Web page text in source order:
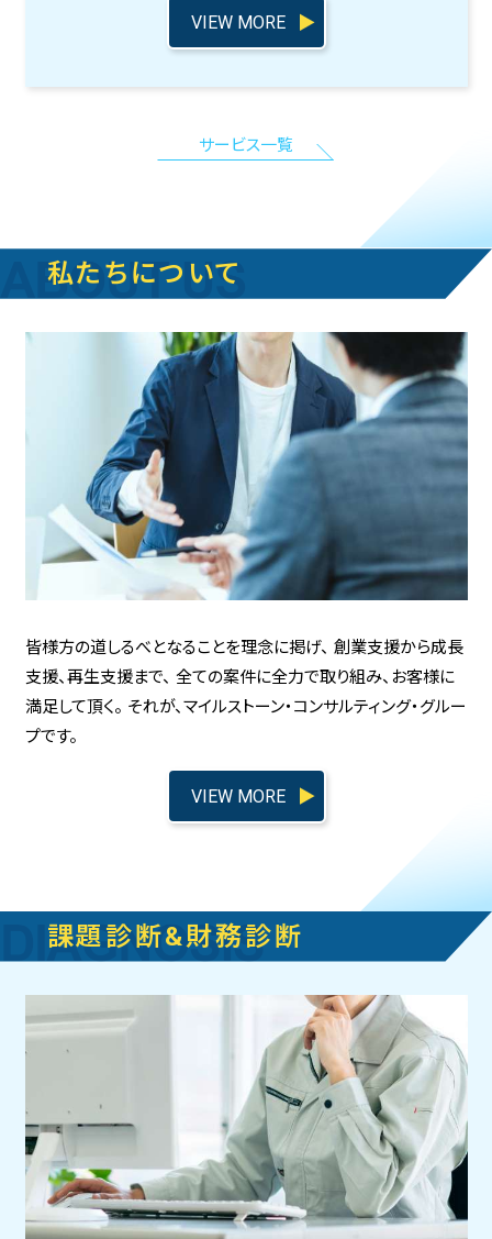
VIEW MORE
サービス一覧
私たちについて
皆様方の道しるべとなることを理念に掲げ、 創業支援から成長
支援、再生支援まで、 全ての案件に全力で取り組み、お客様に
満足して頂く。 それが、マイルストーン・コンサルティング・グルー
プです。
VIEW MORE
課題診断&財務診断